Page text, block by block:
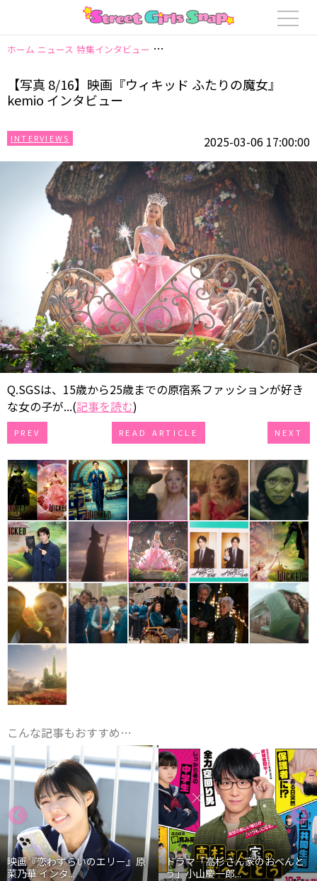
ホーム ニュース 特集インタビュー 【写真 8/16】映画『ウィキッド ふた
【写真 8/16】映画『ウィキッド ふたりの魔女』
kemio インタビュー
INTERVIEWS 2025-03-06 17:00:00
Q.SGSは、15歳から25歳までの原宿系ファッションが好き
な女の子が...(記事を読む)
PREV READ ARTICLE NEXT
こんな記事もおすすめ…
映画『恋わずらいのエリー』原
菜乃華 インタ...
ドラマ「高杉さん家のおべんと
う」小山慶一郎...